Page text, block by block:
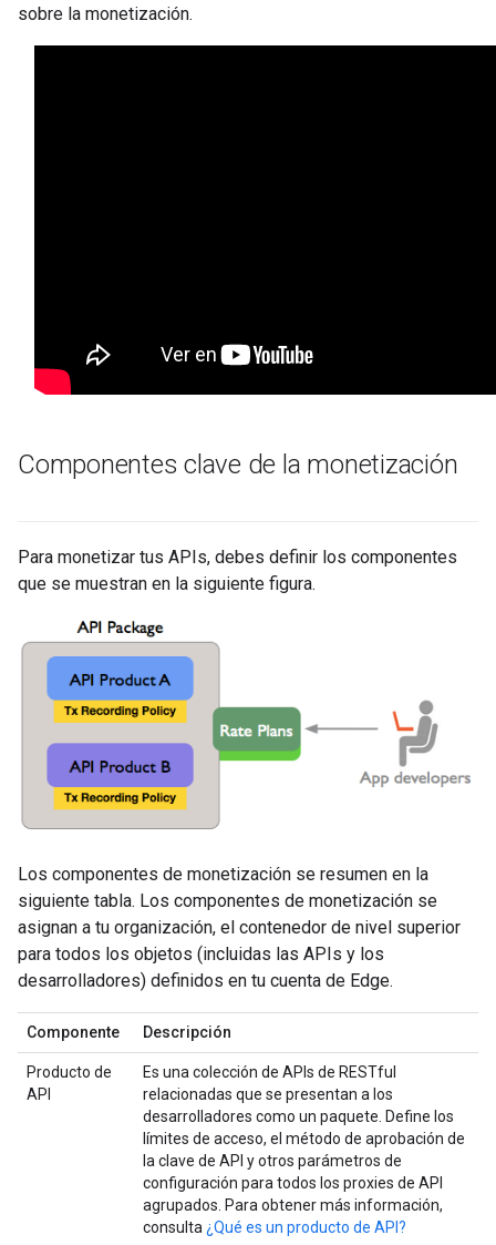
sobre la monetización.
Componentes clave de la monetización
Para monetizar tus APIs, debes definir los componentes
que se muestran en la siguiente figura.
Los componentes de monetización se resumen en la
siguiente tabla. Los componentes de monetización se
asignan a tu organización, el contenedor de nivel superior
para todos los objetos (incluidas las APIs y los
desarrolladores) definidos en tu cuenta de Edge.
Componente Descripción
Producto de
API
Es una colección de APIs de RESTful
relacionadas que se presentan a los
desarrolladores como un paquete. Define los
límites de acceso, el método de aprobación de
la clave de API y otros parámetros de
configuración para todos los proxies de API
agrupados. Para obtener más información,
consulta ¿Qué es un producto de API?